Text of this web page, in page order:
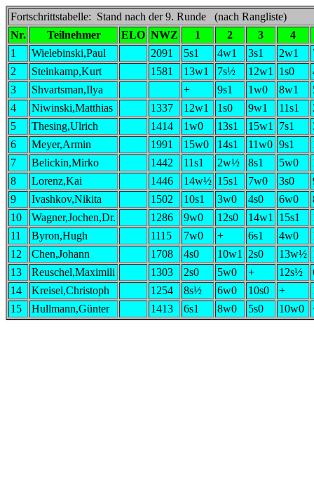
Fortschrittstabelle: Stand nach der 9. Runde (nach Rangliste)
Nr.
Teilnehmer ELO NWZ 1 2 3
4
1
Wielebinski,Paul 2091 5s1 4w1 3s1 2w1
2
Steinkamp,Kurt 1581 13w1 7s½ 12w1 1s0
3
Shvartsman,Ilya + 9s1 1w0 8w1
4
Niwinski,Matthias 1337 12w1 1s0 9w1 11s1
5
Thesing,Ulrich 1414 1w0 13s1 15w1 7s1
6
Meyer,Armin 1991 15w0 14s1 11w0 9s1
7
Belickin,Mirko 1442 11s1 2w½ 8s1 5w0
8
Lorenz,Kai 1446 14w½ 15s1 7w0 3s0
9
Ivashkov,Nikita 1502 10s1 3w0 4s0 6w0
10
Wagner,Jochen,Dr. 1286 9w0 12s0 14w1 15s1
11
Byron,Hugh 1115 7w0 + 6s1 4w0
12
Chen,Johann 1708 4s0 10w1 2s0 13w½
13
Reuschel,Maximili 1303 2s0 5w0 + 12s½
14
Kreisel,Christoph 1254 8s½ 6w0 10s0 +
15
Hullmann,Günter 1413 6s1 8w0 5s0 10w0